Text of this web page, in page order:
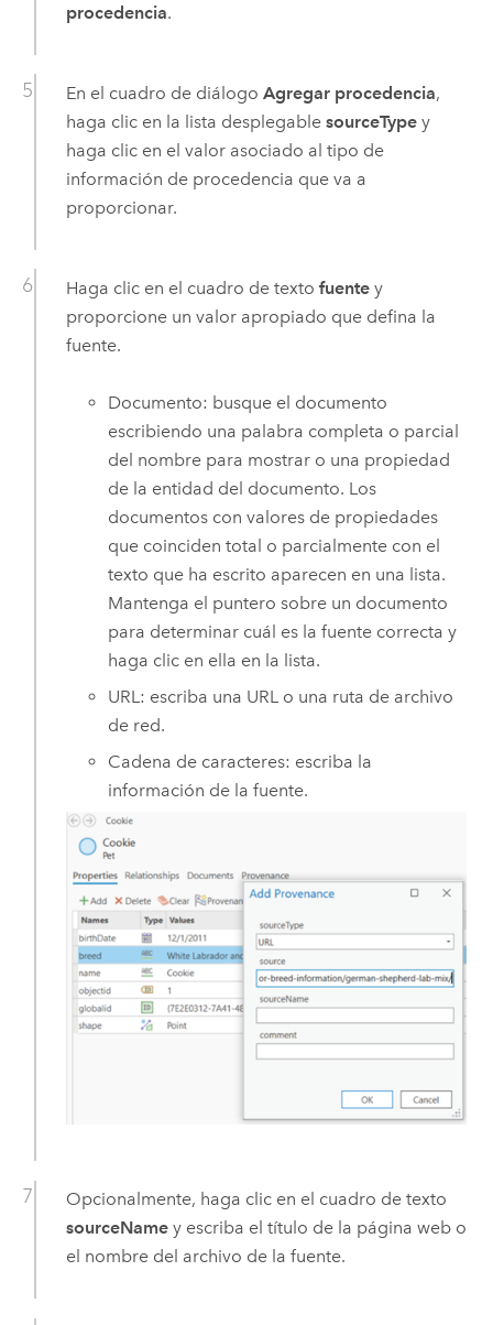
procedencia.
En el cuadro de diálogo Agregar procedencia,
haga clic en la lista desplegable sourceTypey
haga clic en el valor asociado al tipo de
información de procedencia que va a
proporcionar.
Haga clic en el cuadro de texto fuentey
proporcione un valor apropiado que defina la
fuente.
Documento: busque el documento
escribiendo una palabra completa o parcial
del nombre para mostrar o una propiedad
de la entidad del documento. Los
documentos con valores de propiedades
que coinciden total o parcialmente con el
texto que ha escrito aparecen en una lista.
Mantenga el puntero sobre un documento
para determinar cuál es la fuente correcta y
haga clic en ella en la lista.
URL: escriba una URL o una ruta de archivo
de red.
Cadena de caracteres: escriba la
información de la fuente.
Opcionalmente, haga clic en el cuadro de texto
sourceNamey escriba el título de la página web o
el nombre del archivo de la fuente.